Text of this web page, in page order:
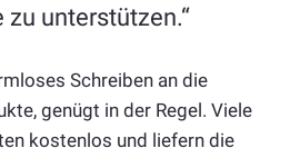
unterstützen.“
Schreiben an die
genügt in der Regel. Viele
kostenlos und liefern die